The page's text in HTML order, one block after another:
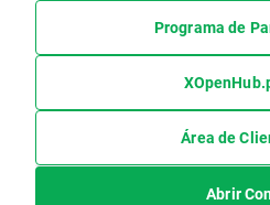
Programa de
Área de
Abrir